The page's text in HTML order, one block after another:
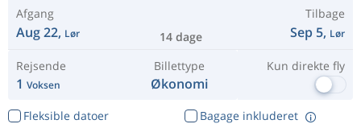
Afgang
Aug 22, Lør 14 dage
Tilbage
Sep 5, Lør
Rejsende
1 Voksen
Billettype
Økonomi
Kun direkte fly
Fleksible datoer
Bagage inkluderet